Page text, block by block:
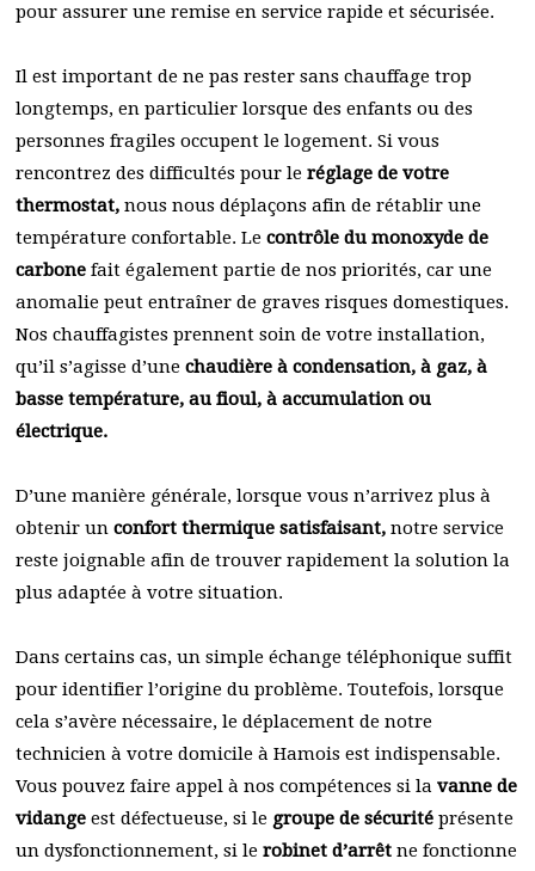
pour assurer une remise en service rapide et sécurisée.
Il est important de ne pas rester sans chauffage trop
longtemps, en particulier lorsque des enfants ou des
personnes fragiles occupent le logement. Si vous
rencontrez des difficultés pour le réglage de votre
thermostat, nous nous déplaçons afin de rétablir une
température confortable. Le contrôle du monoxyde de
carbone fait également partie de nos priorités, car une
anomalie peut entraîner de graves risques domestiques.
Nos chauffagistes prennent soin de votre installation,
qu’il s’agisse d’une chaudière à condensation, à gaz, à
basse température, au fioul, à accumulation ou
électrique.
D’une manière générale, lorsque vous n’arrivez plus à
obtenir un confort thermique satisfaisant, notre service
reste joignable afin de trouver rapidement la solution la
plus adaptée à votre situation.
Dans certains cas, un simple échange téléphonique suffit
pour identifier l’origine du problème. Toutefois, lorsque
cela s’avère nécessaire, le déplacement de notre
technicien à votre domicile à Hamois est indispensable.
Vous pouvez faire appel à nos compétences si la vanne de
vidange est défectueuse, si le groupe de sécurité présente
un dysfonctionnement, si le robinet d’arrêt ne fonctionne